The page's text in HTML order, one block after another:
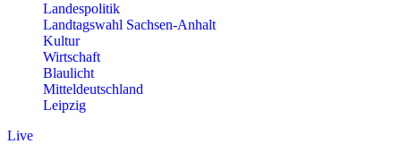
Landespolitik
Landtagswahl Sachsen-Anhalt
Kultur
Wirtschaft
Blaulicht
Mitteldeutschland
Leipzig
Live